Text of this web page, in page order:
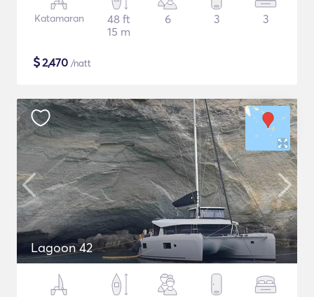
Katamaran
48 ft
15 m
6 3 3
$2,470 /natt
Lagoon 42